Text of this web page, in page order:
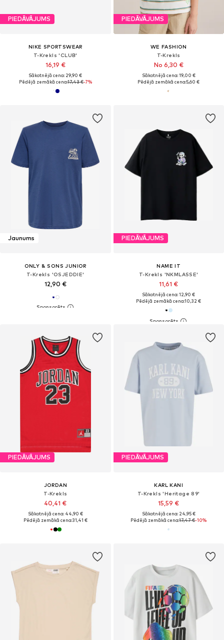
PIEDĀVĀJUMS
NIKE SPORTSWEAR
T-Krekls 'CLUB'
16,19 €
Sākotnējā cena: 29,90 €
Pēdējā zemākā cena:17,43 €-7%
PIEDĀVĀJUMS
WE FASHION
T-Krekls
No 6,30 €
Sākotnējā cena: 19,00 €
Pēdējā zemākā cena:5,60 €
Jaunums
ONLY & SONS JUNIOR
T-Krekls 'OSJEDDIE'
12,90 €
PIEDĀVĀJUMS
NAME IT
T-Krekls 'NKMLASSE'
11,61 €
Sākotnējā cena: 12,90 €
Pēdējā zemākā cena:10,32 €
PIEDĀVĀJUMS
JORDAN
T-Krekls
40,41 €
Sākotnējā cena: 44,90 €
Pēdējā zemākā cena:31,41 €
PIEDĀVĀJUMS
KARL KANI
T-Krekls 'Heritage 89'
15,59 €
Sākotnējā cena: 24,95 €
Pēdējā zemākā cena:17,47 €-10%